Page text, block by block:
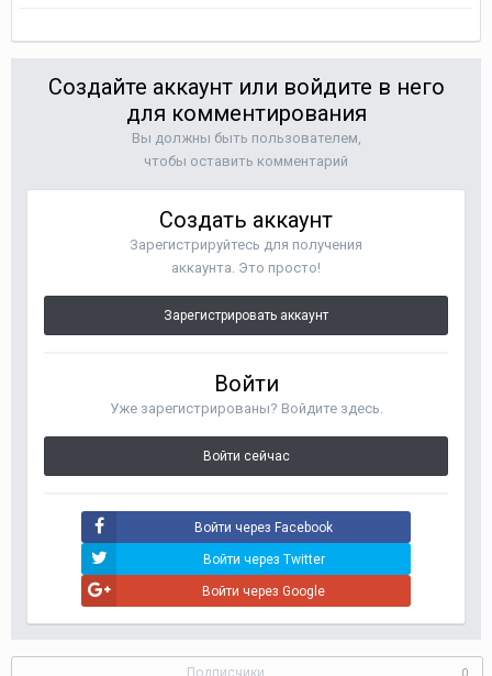
Создайте аккаунт или войдите в него
для комментирования
Вы должны быть пользователем,
чтобы оставить комментарий
Создать аккаунт
Зарегистрируйтесь для получения
аккаунта. Это просто!
Зарегистрировать аккаунт
Войти
Уже зарегистрированы? Войдите здесь.
Войти сейчас
Войти через Facebook
Войти через Twitter
Войти через Google
Подписчики 0